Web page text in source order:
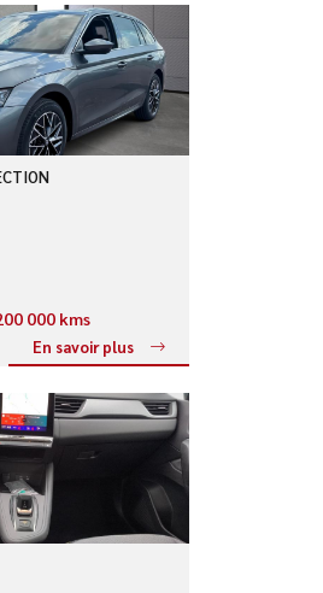
000 kms
En savoir plus